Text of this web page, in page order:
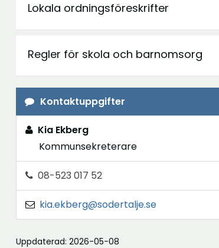
Lokala ordningsföreskrifter
Regler för skola och barnomsorg
Kontaktuppgifter
Kia Ekberg
Kommunsekreterare
08-523 017 52
kia.ekberg@sodertalje.se
Uppdaterad: 2026-05-08